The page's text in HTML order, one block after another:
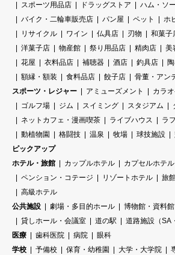
スポーツ用品店
ドラッグストア
ハム・ソ
バイク・二輪車販売店
パン屋 ペット ホ
リサイクル
ワイン 仏具店 刃物 和菓子
洋菓子店
物産館 祭り用品店 精肉店 美
花屋
衣料品店 補聴器 酒店 釣具店
額縁・額装
食料品店 餃子店 骨董・アン
スポーツ・レジャー
アミューズメント カラ
ゴルフ場
ジム スイミング スタジアム
ネットカフェ・漫画喫茶
ライブハウス ラ
動植物園
格闘技 温泉 牧場 球技施設
ピックアップ
ホテル・旅館
カップルホテル カプセルホテル
ペンション・コテージ
リゾートホテル 旅
高級ホテル
公共施設
劇場・多目的ホール 博物館・資料館
貸しホール・会議室
道の駅 道路施設（SA
医療
歯科医院 病院
眼科
学校
予備校 保育・幼稚園 大学・大学院